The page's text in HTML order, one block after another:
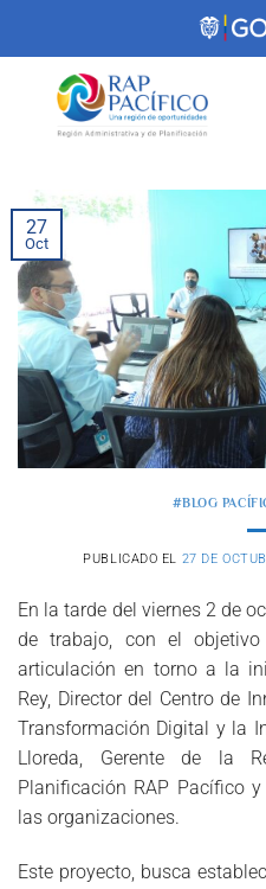
27
Oct
#BLOG
PUBLICADO EL 27 DE
En la tarde del viernes 2 de
de trabajo, con el
articulación en torno a la
Rey, Director del Centro de
Transformación Digital y la
Lloreda, Gerente de la
Planificación RAP Pacífico
las organizaciones.
Este proyecto, busca